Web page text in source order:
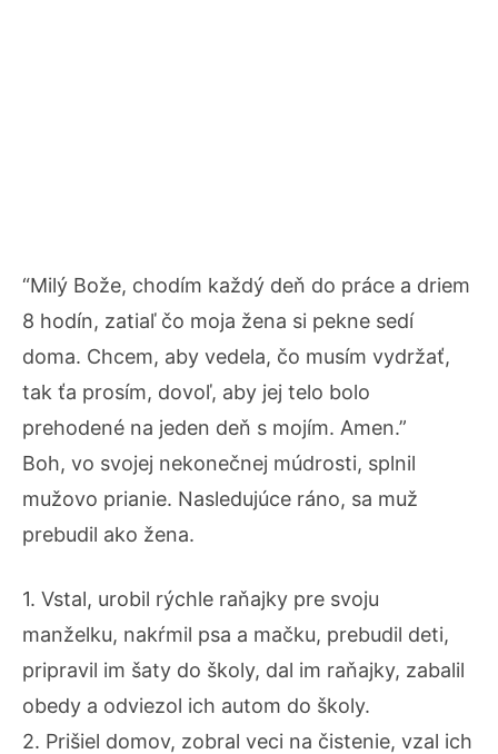
“Milý Bože, chodím každý deň do práce a driem
8 hodín, zatiaľ čo moja žena si pekne sedí
doma. Chcem, aby vedela, čo musím vydržať,
tak ťa prosím, dovoľ, aby jej telo bolo
prehodené na jeden deň s mojím. Amen.”
Boh, vo svojej nekonečnej múdrosti, splnil
mužovo prianie. Nasledujúce ráno, sa muž
prebudil ako žena.
1. Vstal, urobil rýchle raňajky pre svoju
manželku, nakŕmil psa a mačku, prebudil deti,
pripravil im šaty do školy, dal im raňajky, zabalil
obedy a odviezol ich autom do školy.
2. Prišiel domov, zobral veci na čistenie, vzal ich